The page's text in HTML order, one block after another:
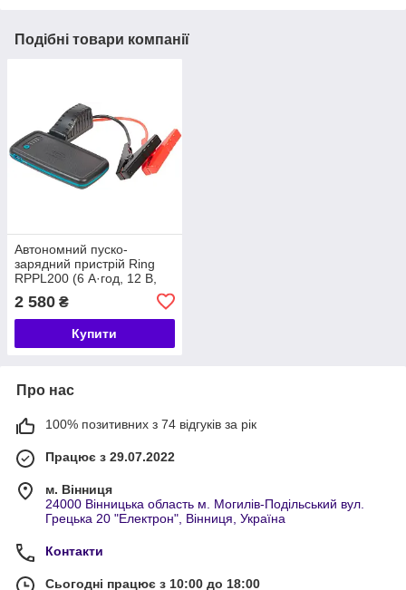
Подібні товари компанії
Автономний пуско-
зарядний пристрій Ring
RPPL200 (6 А·год, 12 В,
В/2,1 А)
2 580 ₴
Купити
Про нас
100% позитивних з 74 відгуків за рік
Працює з 29.07.2022
м. Вінниця
24000 Вінницька область м. Могилів-Подільський вул.
Грецька 20 "Електрон", Вінниця, Україна
Контакти
Сьогодні працює з 10:00 до 18:00